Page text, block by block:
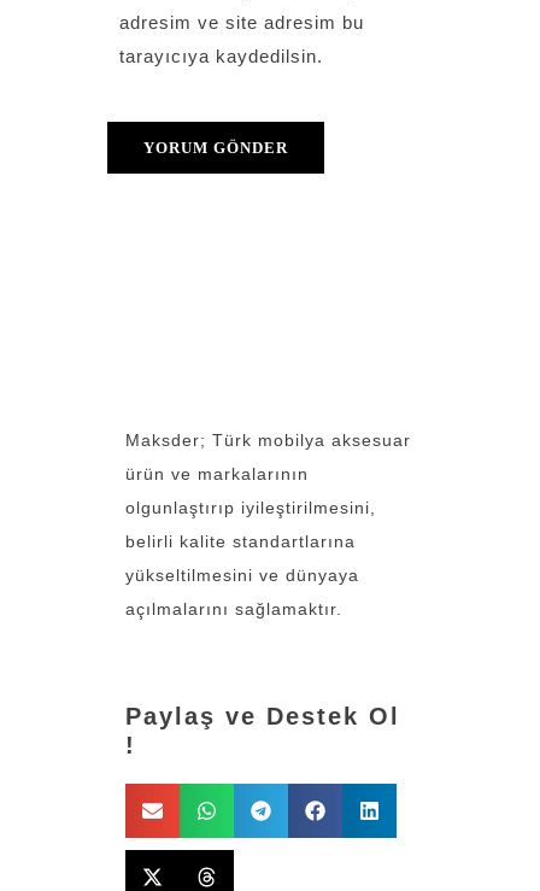
adresim ve site adresim bu
tarayıcıya kaydedilsin.
Maksder; Türk mobilya aksesuar
ürün ve markalarının
olgunlaştırıp iyileştirilmesini,
belirli kalite standartlarına
yükseltilmesini ve dünyaya
açılmalarını sağlamaktır.
Paylaş ve Destek Ol
!